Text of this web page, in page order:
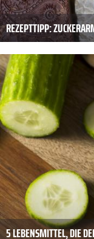
REZEPTTIPP:
5 LEBENSMITTEL, DIE